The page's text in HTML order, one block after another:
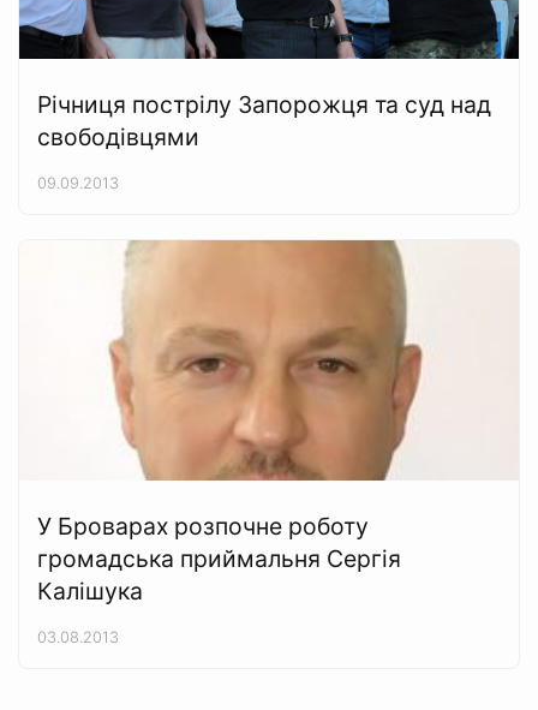
Річниця пострілу Запорожця та суд над
свободівцями
09.09.2013
У Броварах розпочне роботу
громадська приймальня Сергія
Калішука
03.08.2013